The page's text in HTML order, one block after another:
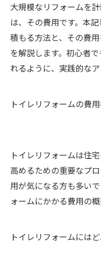
大規模なリフォームを
は、その費用です。本
積もる方法と、その費
を解説します。初心者
れるように、実践的な
トイレリフォームの費
トイレリフォームは住
高めるための重要なプ
用が気になる方も多い
ォームにかかる費用の概
トイレリフォームには